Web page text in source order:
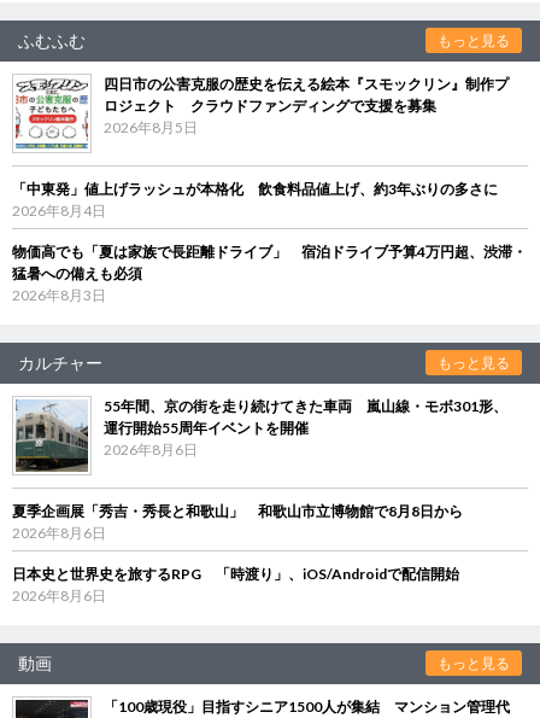
ふむふむ もっと見る
四日市の公害克服の歴史を伝える絵本『スモックリン』制作プ
ロジェクト クラウドファンディングで支援を募集
2026年8月5日
「中東発」値上げラッシュが本格化 飲食料品値上げ、約3年ぶりの多さに
2026年8月4日
物価高でも「夏は家族で長距離ドライブ」 宿泊ドライブ予算4万円超、渋滞・
猛暑への備えも必須
2026年8月3日
カルチャー もっと見る
55年間、京の街を走り続けてきた車両 嵐山線・モボ301形、
運行開始55周年イベントを開催
2026年8月6日
夏季企画展「秀吉・秀長と和歌山」 和歌山市立博物館で8月8日から
2026年8月6日
日本史と世界史を旅するRPG 「時渡り」、iOS/Androidで配信開始
2026年8月6日
動画 もっと見る
「100歳現役」目指すシニア1500人が集結 マンション管理代